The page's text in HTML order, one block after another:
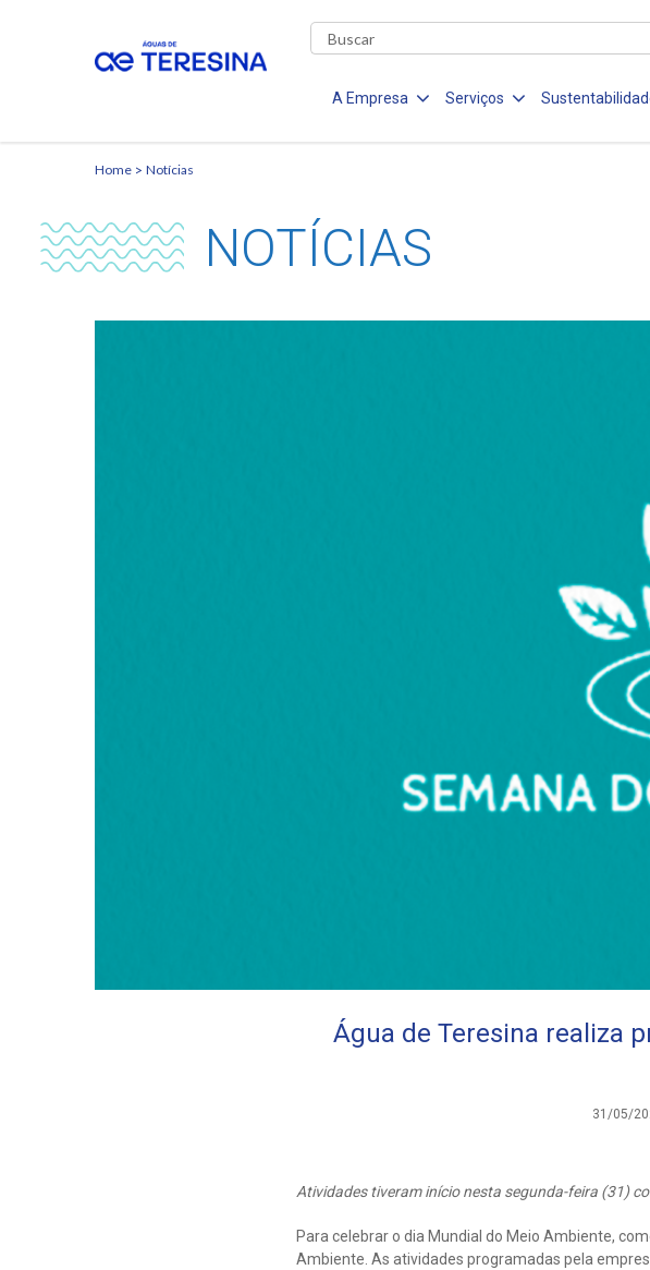
A Empresa Serviços
Home Notícias
NOTÍCIAS
Água de Teresina realiza
31/05/
Atividades tiveram início nesta segunda-feira (31)
Para celebrar o dia Mundial do Meio Ambiente,
Ambiente. As atividades programadas pela